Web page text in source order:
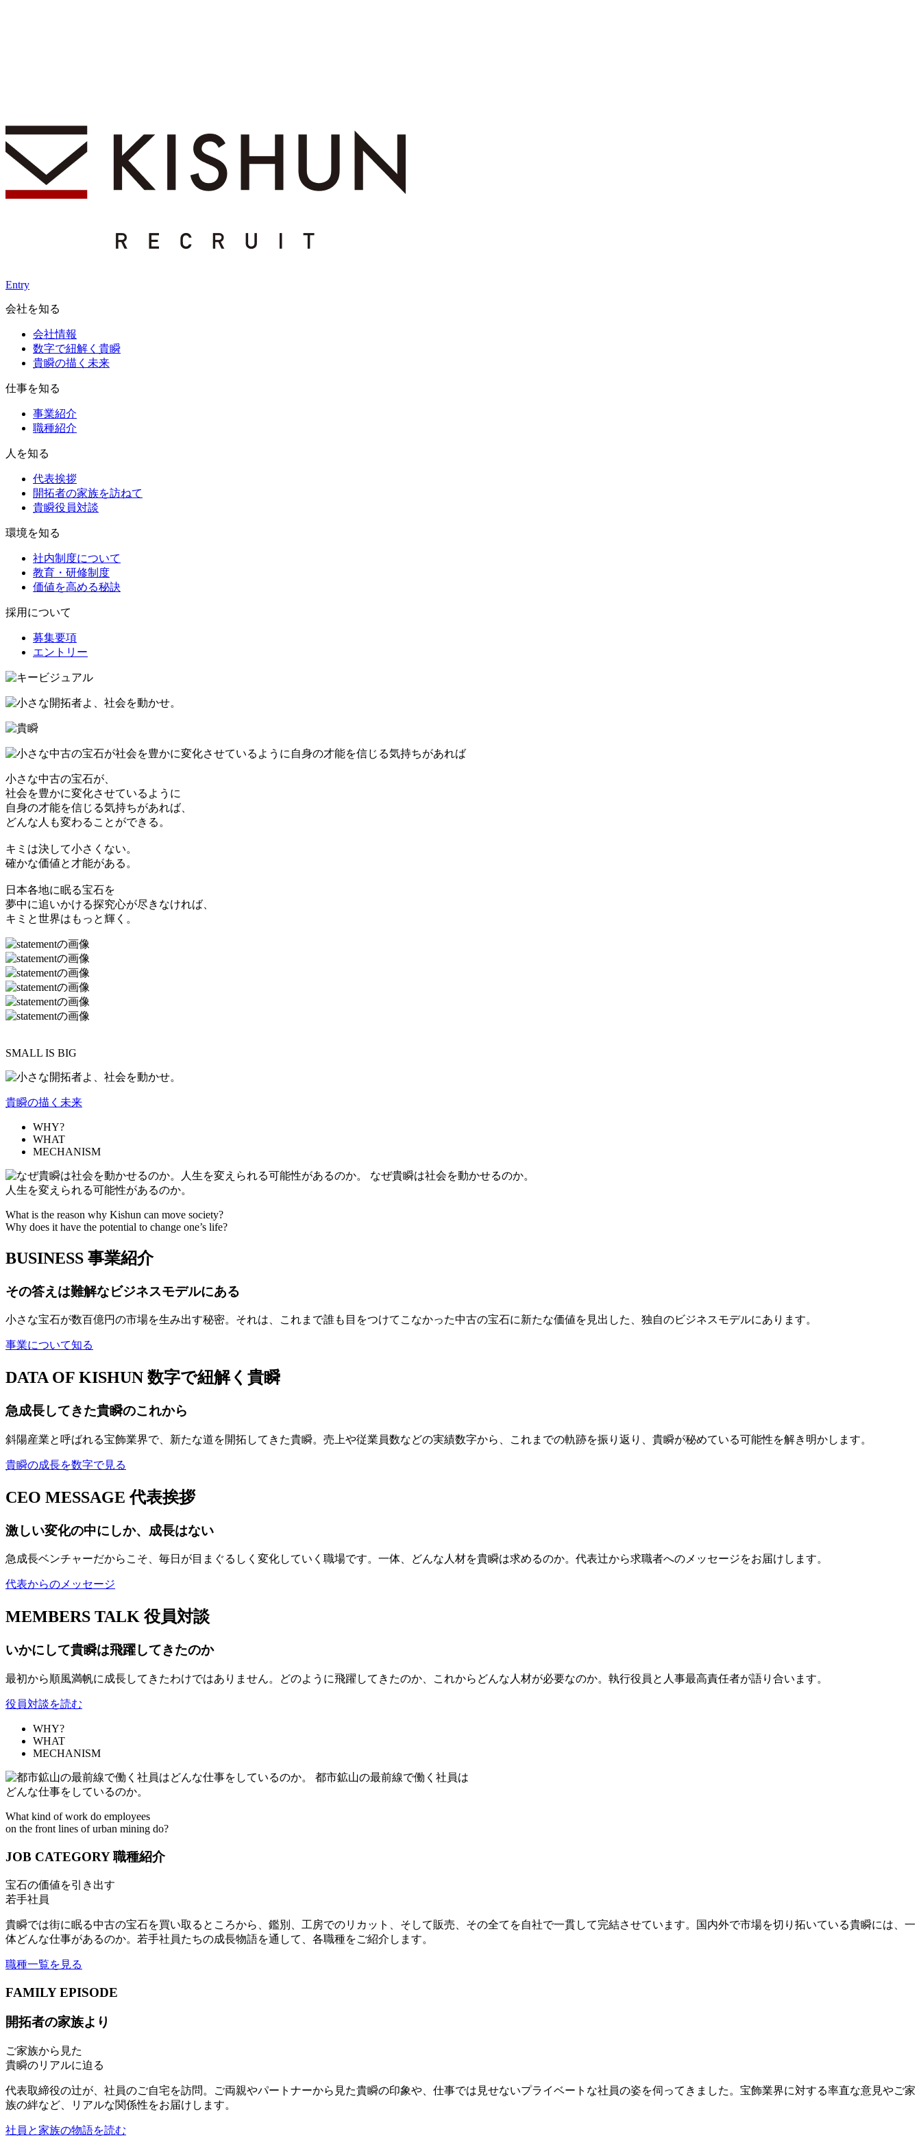
Entry
会社を知る
会社情報
数字で紐解く貴瞬
貴瞬の描く未来
仕事を知る
事業紹介
職種紹介
人を知る
代表挨拶
開拓者の家族を訪ねて
貴瞬役員対談
環境を知る
社内制度について
教育・研修制度
価値を高める秘訣
採用について
募集要項
エントリー
小さな中古の宝石が、
社会を豊かに変化させているように
自身の才能を信じる気持ちがあれば、
どんな人も変わることができる。
キミは決して小さくない。
確かな価値と才能がある。
日本各地に眠る宝石を
夢中に追いかける探究心が尽きなければ、
キミと世界はもっと輝く。
SMALL IS BIG
貴瞬の描く未来
WHY?
WHAT
MECHANISM
なぜ貴瞬は社会を動かせるのか。
人生を変えられる可能性があるのか。
What is the reason why Kishun can move society?
Why does it have the potential to change one’s life?
BUSINESS 事業紹介
その答えは難解なビジネスモデルにある
小さな宝石が数百億円の市場を生み出す秘密。それは、これまで誰も目をつけてこなかった中古の宝石に新たな価値を見出した、独自のビジネスモデルにあります。
事業について知る
DATA OF KISHUN 数字で紐解く貴瞬
急成長してきた貴瞬のこれから
斜陽産業と呼ばれる宝飾業界で、新たな道を開拓してきた貴瞬。売上や従業員数などの実績数字から、これまでの軌跡を振り返り、貴瞬が秘めている可能性を解き明かします。
貴瞬の成長を数字で見る
CEO MESSAGE 代表挨拶
激しい変化の中にしか、成長はない
急成長ベンチャーだからこそ、毎日が目まぐるしく変化していく職場です。一体、どんな人材を貴瞬は求めるのか。代表辻から求職者へのメッセージをお届けします。
代表からのメッセージ
MEMBERS TALK 役員対談
いかにして貴瞬は飛躍してきたのか
最初から順風満帆に成長してきたわけではありません。どのように飛躍してきたのか、これからどんな人材が必要なのか。執行役員と人事最高責任者が語り合います。
役員対談を読む
WHY?
WHAT
MECHANISM
都市鉱山の最前線で働く社員は
どんな仕事をしているのか。
What kind of work do employees
on the front lines of urban mining do?
JOB CATEGORY 職種紹介
宝石の価値を引き出す
若手社員
貴瞬では街に眠る中古の宝石を買い取るところから、鑑別、工房でのリカット、そして販売、その全てを自社で一貫して完結させています。国内外で市場を切り拓いている貴瞬には、一
体どんな仕事があるのか。若手社員たちの成長物語を通して、各職種をご紹介します。
職種一覧を見る
FAMILY EPISODE
開拓者の家族より
ご家族から見た
貴瞬のリアルに迫る
代表取締役の辻が、社員のご自宅を訪問。ご両親やパートナーから見た貴瞬の印象や、仕事では見せないプライベートな社員の姿を伺ってきました。宝飾業界に対する率直な意見やご家
族の絆など、リアルな関係性をお届けします。
社員と家族の物語を読む